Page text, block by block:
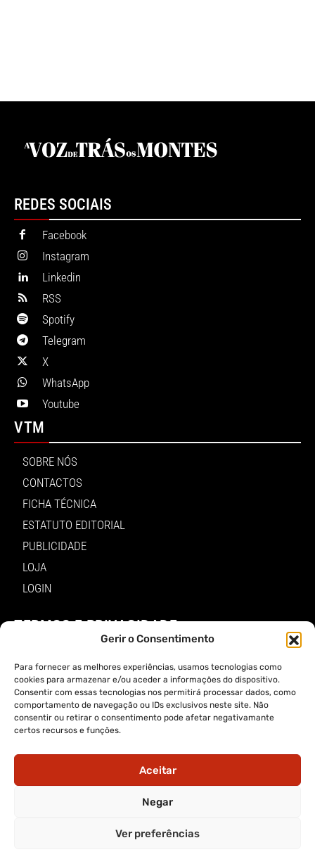
Gerir o Consentimento
Para fornecer as melhores experiências, usamos tecnologias como
cookies para armazenar e/ou aceder a informações do dispositivo.
Consentir com essas tecnologias nos permitirá processar dados, como
comportamento de navegação ou IDs exclusivos neste site. Não
consentir ou retirar o consentimento pode afetar negativamante
certos recursos e funções.
Aceitar
Negar
Ver preferências
REDES SOCIAIS
Facebook
Instagram
Linkedin
RSS
Spotify
Telegram
X
WhatsApp
Youtube
VTM
SOBRE NÓS
CONTACTOS
FICHA TÉCNICA
ESTATUTO EDITORIAL
PUBLICIDADE
LOJA
LOGIN
TERMOS E PRIVACIDADE
POLÍTICA DE PROTEÇÃO DE DADOS E DE PRIVACIDADE
TERMOS DE UTILIZADOR
TERMOS E CONDIÇÕES DA COMPRA
APP A VOZ DE TRÁS-OS-MONTES
APP ALERTA TRÁS-OS-MONTES